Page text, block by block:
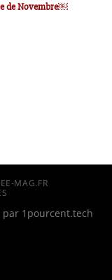
de Novembre￼
MAG.FR
par 1pourcent.tech